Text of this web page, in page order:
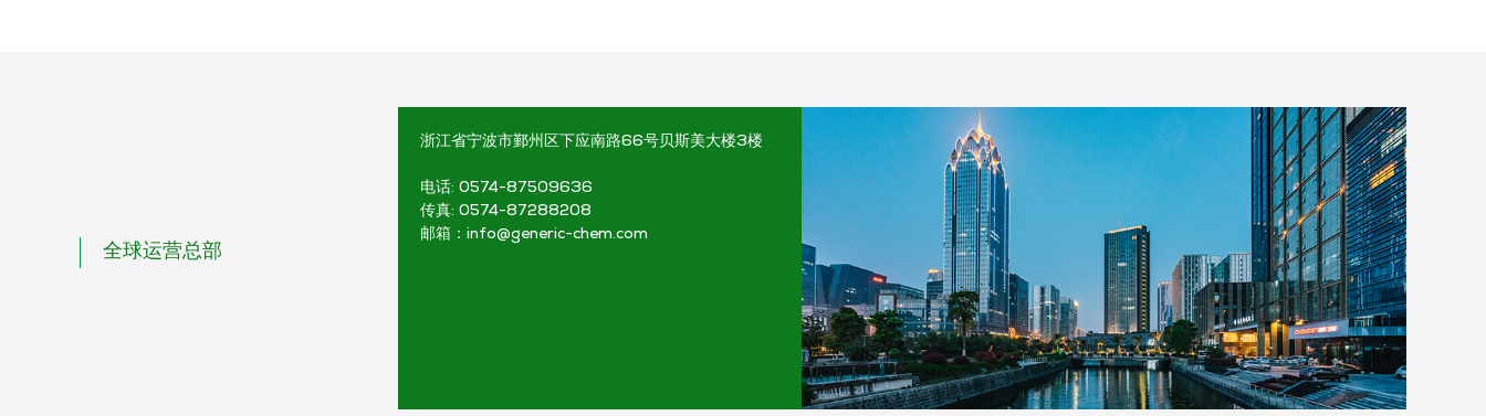
全球运营总部
浙江省宁波市鄞州区下应南路66号贝斯美大楼3楼
电话: 0574-87509636
传真: 0574-87288208
邮箱：info@generic-chem.com